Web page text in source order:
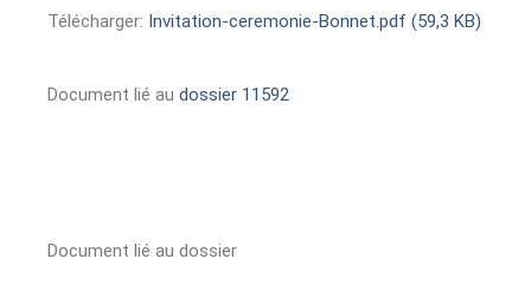
Télécharger: Invitation-ceremonie-Bonnet.pdf (59,3 KB)
Document lié au dossier 11592
Document lié au dossier